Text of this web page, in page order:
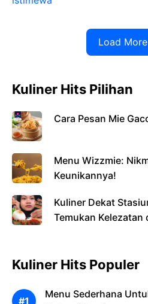
Load
Kuliner Hits Pilihan
Cara Pesan Mie
Menu Wizzmie:
Keunikannya!
Kuliner Dekat
Temukan Kelezatan
Kuliner Hits Populer
Menu Sederhana